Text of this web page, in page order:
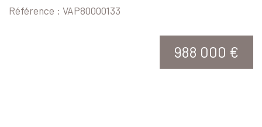
Référence : VAP80000133
988 000 €